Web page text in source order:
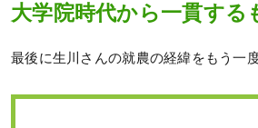
大学院時代から一貫する
最後に生川さんの就農の経緯をもう一